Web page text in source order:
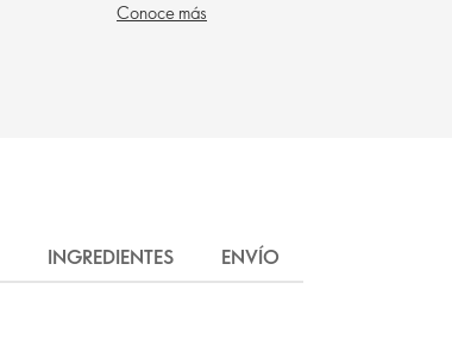
Conoce más
INGREDIENTES ENVÍO